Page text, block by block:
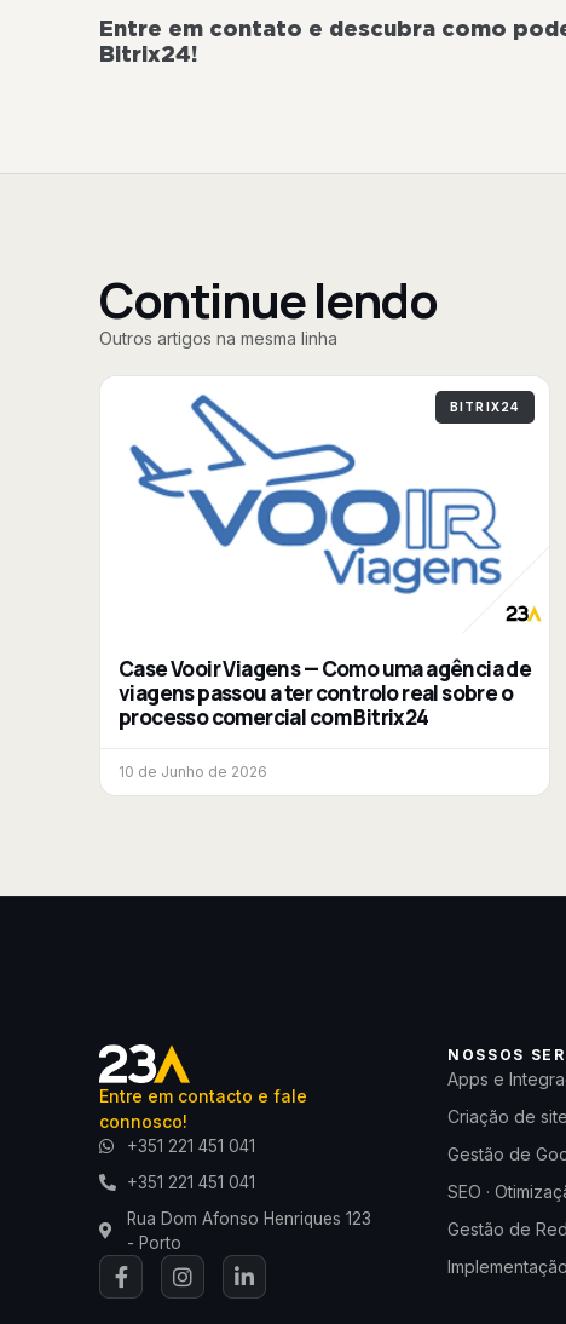
Entre em contato e descubra como
Bitrix24!
Continue lendo
Outros artigos na mesma linha
BITRIX24
Case Vooir Viagens — Como uma agência de
viagens passou a ter controlo real sobre o
processo comercial com Bitrix24
10 de Junho de 2026
Entre em contacto e fale
connosco!
+351 221 451 041
+351 221 451 041
Rua Dom Afonso Henriques 123
- Porto
NOSSOS
Apps e
Criação de
Gestão de
SEO ·
Gestão de